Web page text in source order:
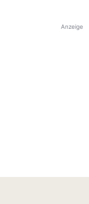
Anzeige